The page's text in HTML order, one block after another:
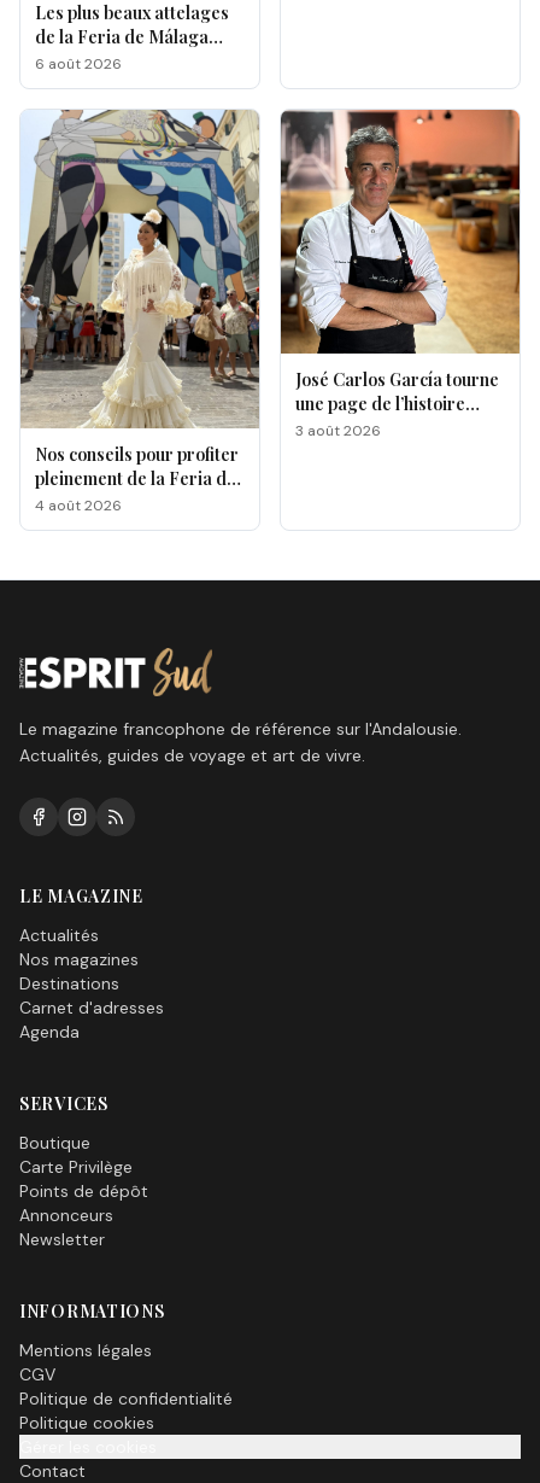
Les plus beaux attelages
de la Feria de Málaga
s'affrontent à La
Malagueta
6 août 2026
Nos conseils pour profiter
pleinement de la Feria de
Málaga 2026
4 août 2026
José Carlos García tourne
une page de l’histoire
gastronomique de Malaga
3 août 2026
Le magazine francophone de référence sur l'Andalousie.
Actualités, guides de voyage et art de vivre.
LE MAGAZINE
Actualités
Nos magazines
Destinations
Carnet d'adresses
Agenda
SERVICES
Boutique
Carte Privilège
Points de dépôt
Annonceurs
Newsletter
INFORMATIONS
Mentions légales
CGV
Politique de confidentialité
Politique cookies
Contact